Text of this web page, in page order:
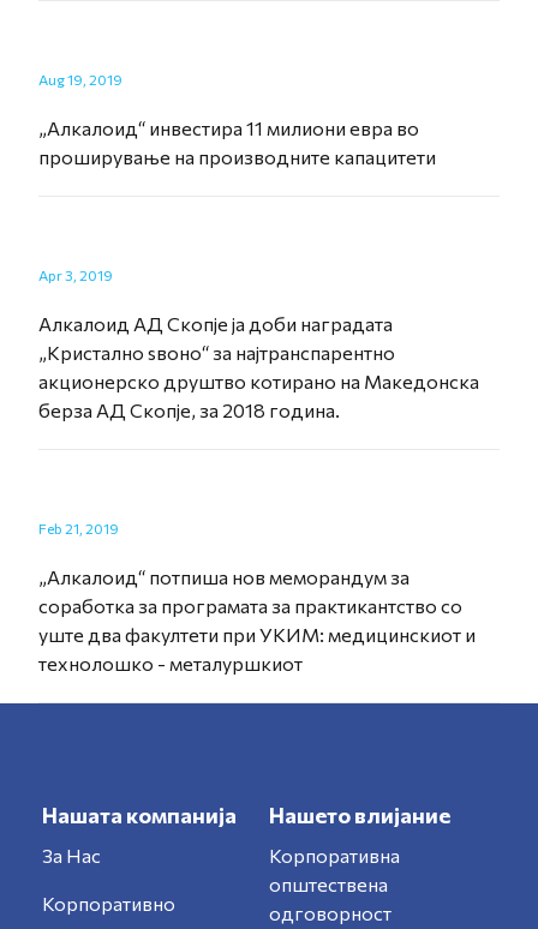
Aug 19, 2019
„Алкалоид“ инвестира 11 милиони евра во
проширување на производните капацитети
Apr 3, 2019
Алкалоид АД Скопје ја доби наградата
„Кристално ѕвоно“ за најтранспарентно
акционерско друштво котирано на Македонска
берза АД Скопје, за 2018 година.
Feb 21, 2019
„Алкалоид“ потпиша нов меморандум за
соработка за програмата за практикантство со
уште два факултети при УКИМ: медицинскиот и
технолошко - металуршкиот
Нашата компанија
За Нас
Корпоративно
Нашето влијание
Корпоративна
општествена
одговорност